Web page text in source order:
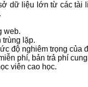
dữ liệu lớn từ các tài
web.
trùng lặp.
độ nghiêm trọng của
phí, bản trả phí
viên cao học.